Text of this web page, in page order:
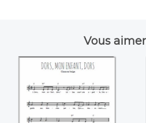
Vous
Dors, mon enfant
dors